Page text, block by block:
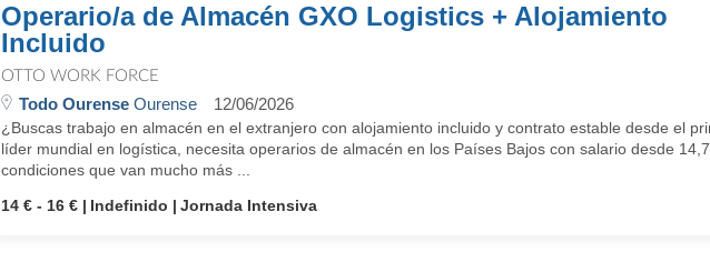
Operario/a de Almacén GXO Logistics + Alojamiento
Incluido
OTTO WORK FORCE
Todo OurenseOurense 12/06/2026
¿Buscas trabajo en almacén en el extranjero con alojamiento incluido y contrato estable desde el
líder mundial en logística, necesita operarios de almacén en los Países Bajos con salario desde
condiciones que van mucho más ...
14 € - 16 €
Indefinido Jornada Intensiva